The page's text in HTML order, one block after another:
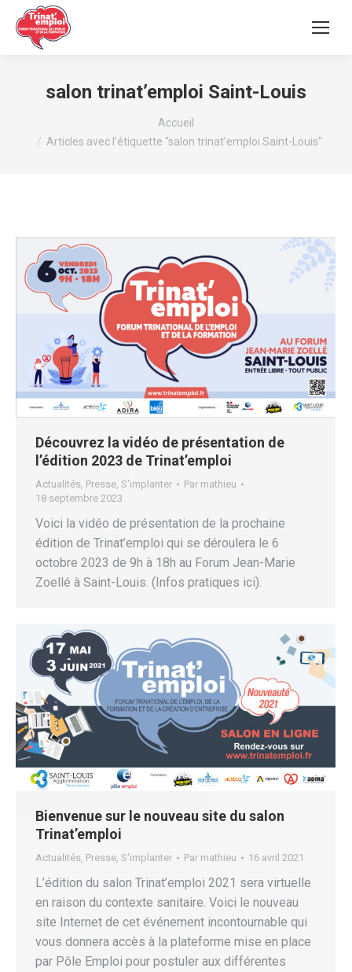
salon trinat’emploi Saint-Louis
Accueil
Articles avec l’étiquette "salon trinat’emploi Saint-Louis"
Découvrez la vidéo de présentation de
l’édition 2023 de Trinat’emploi
Actualités, Presse, S'implanter Par mathieu
18 septembre 2023
Voici la vidéo de présentation de la prochaine
édition de Trinat’emploi qui se déroulera le 6
octobre 2023 de 9h à 18h au Forum Jean-Marie
Zoellé à Saint-Louis. (Infos pratiques ici).
Bienvenue sur le nouveau site du salon
Trinat’emploi
Actualités Presse S'implanter Par mathieu 16 avril 2021
L’édition du salon Trinat’emploi 2021 sera virtuelle
en raison du contexte sanitaire. Voici le nouveau
site Internet de cet événement incontournable qui
vous donnera accès à la plateforme mise en place
par Pôle Emploi pour postuler aux différentes